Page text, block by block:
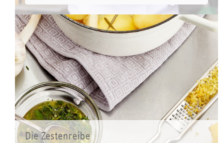
Die Zestenreibe